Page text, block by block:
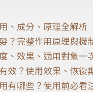
、成分、原理全解析
？完整作用原理與機
、效果、適用對象一
效？使用效果、恢復
有哪些？使用前必看